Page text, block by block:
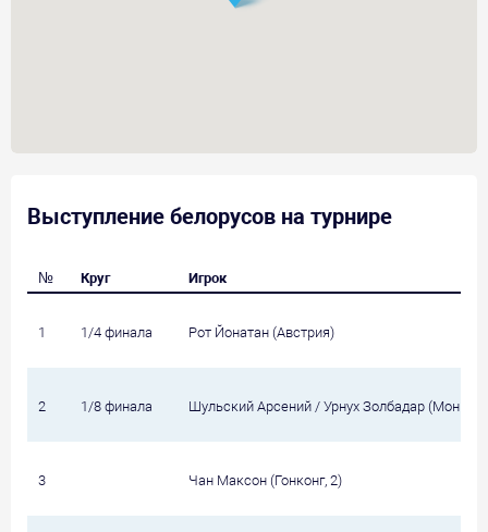
Выступление белорусов на турнире
№ Круг Игрок
1 1/4 финала Рот Йонатан (Австрия)
2 1/8 финала Шульский Арсений / Урнух Золбадар
3 Чан Максон (Гонконг, 2)